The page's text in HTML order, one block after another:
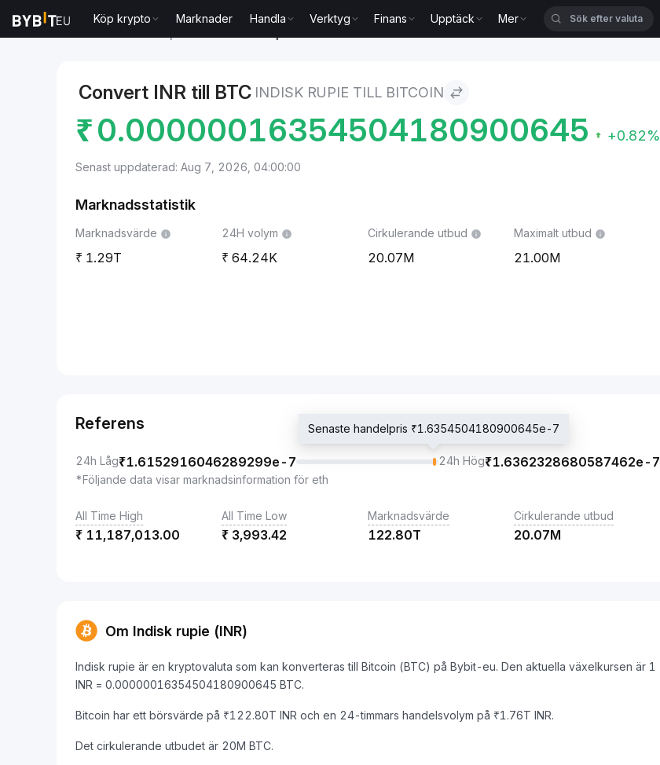
Köp krypto Marknader Handla Verktyg Finans Upptäck Mer
Convert INR till BTC INDISK RUPIE TILL BITCOIN
₹0.00000016354504180900645 +0.82%
Senast uppdaterad: Aug 7, 2026, 04:00:00
Marknadsstatistik
Marknadsvärde
1.29T
24H volym
64.24K
Cirkulerande utbud
20.07M
Maximalt utbud
21.00M
Referens
24h Låg₹1.6152916046289299e-7
Senaste handelpris ₹1.6354504180900645e-7
24h Hög₹1.6362328680587462e-7
*Följande data visar marknadsinformation för eth
All Time High
₹ 11,187,013.00
All Time Low
₹ 3,993.42
Marknadsvärde
122.80T
Cirkulerande utbud
20.07M
Om Indisk rupie (INR)
Indisk rupie är en kryptovaluta som kan konverteras till Bitcoin (BTC) på Bybit-eu. Den aktuella växelkursen är 1
INR = 0.00000016354504180900645 BTC.
Bitcoin har ett börsvärde på ₹122.80T INR och en 24-timmars handelsvolym på ₹1.76T INR.
Det cirkulerande utbudet är 20M BTC.